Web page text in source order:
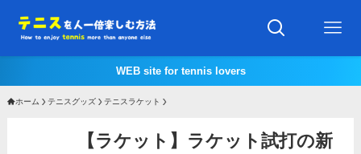
WEB site for tennis lovers
ホーム テニスグッズ テニスラケット
【ラケット】ラケット試打の新